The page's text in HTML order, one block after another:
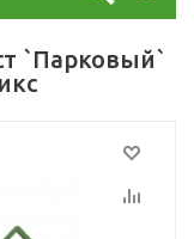
`Парковый`